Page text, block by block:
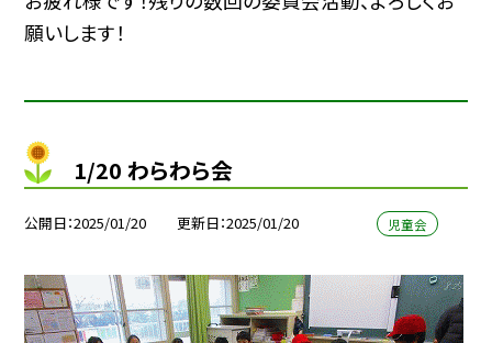
願いします！
1/20 わらわら会
公開日 2025/01/20 更新日 2025/01/20 児童会